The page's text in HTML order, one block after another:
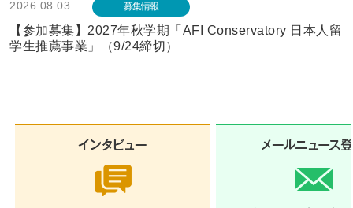
2026.08.03 募集情報
【参加募集】2027年秋学期「AFI Conservatory 日本人留
学生推薦事業」（9/24締切）